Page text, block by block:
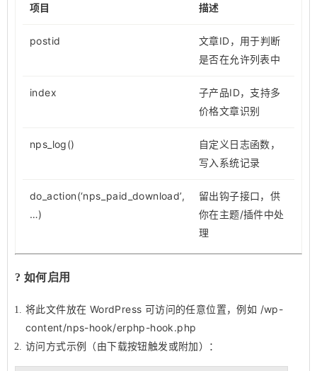
项目 描述
postid
文章ID，用于判断
是否在允许列表中
index
子产品ID，支持多
价格文章识别
nps_log()
自定义日志函数，
写入系统记录
do_action(‘nps_paid_download’,
…)
留出钩子接口，供
你在主题/插件中处
理
? 如何启用
将此文件放在 WordPress 可访问的任意位置，例如 /wp-
content/nps-hook/erphp-hook.php
访问方式示例（由下载按钮触发或附加）：